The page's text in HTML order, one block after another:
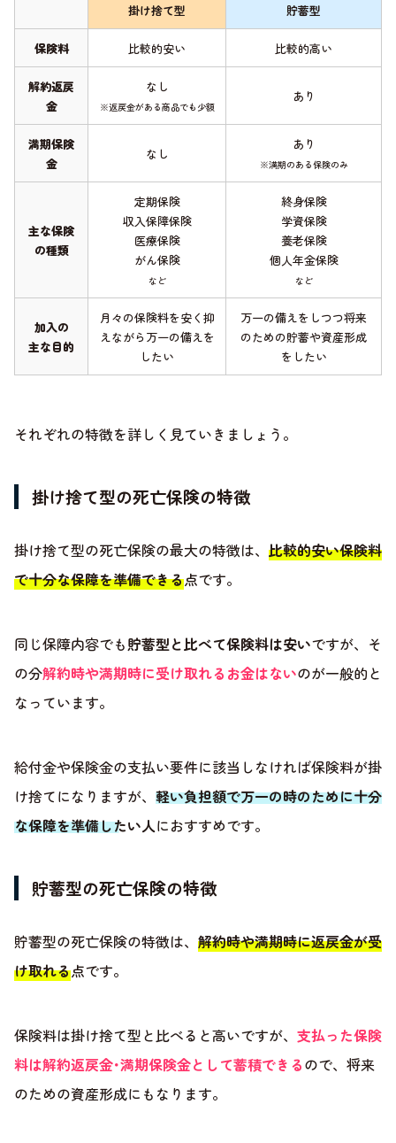
掛け捨て型 貯蓄型
保険料 比較的安い 比較的高い
解約返戻
金
なし
※返戻金がある商品でも少額
あり
満期保険
金
なし
あり
※満期のある保険のみ
主な保険
の種類
定期保険
収入保障保険
医療保険
がん保険
など
終身保険
学資保険
養老保険
個人年金保険
など
加入の
主な目的
月々の保険料を安く抑
えながら万一の備えを
したい
万一の備えをしつつ将来
のための貯蓄や資産形成
をしたい
それぞれの特徴を詳しく見ていきましょう。
掛け捨て型の死亡保険の特徴
掛け捨て型の死亡保険の最大の特徴は、 比較的安い保険料
で十分な保障を準備できる点です。
同じ保障内容でも貯蓄型と比べて保険料は安いですが、そ
の分解約時や満期時に受け取れるお金はないのが一般的と
なっています。
給付金や保険金の支払い要件に該当しなければ保険料が掛
け捨てになりますが、 軽い負担額で万一の時のために十分
な保障を準備したい人におすすめです。
貯蓄型の死亡保険の特徴
貯蓄型の死亡保険の特徴は、 解約時や満期時に返戻金が受
け取れる点です。
保険料は掛け捨て型と比べると高いですが、 支払った保険
料は解約返戻金･満期保険金として蓄積できるので、将来
のための資産形成にもなります。